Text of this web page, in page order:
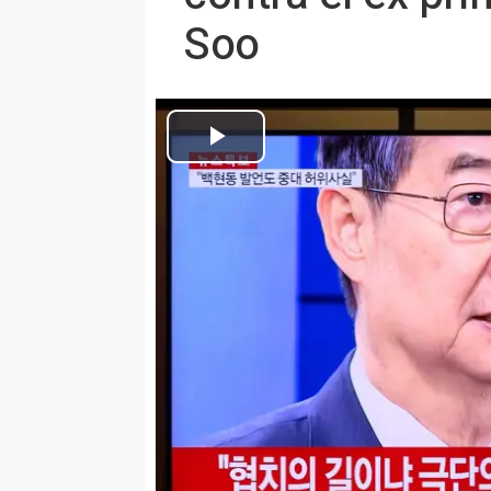
Soo
Archivo - El ex primer ministro y ex presidente en
Europa Press Internacional
Actualizado: domingo, 24 agosto 2025 12:47
MADRID, 24 (EUROPA PRESS)
El equipo especial de fiscales
primer ministro surcoreano y
Soo, por su implicación en la
pasado por el expresidente